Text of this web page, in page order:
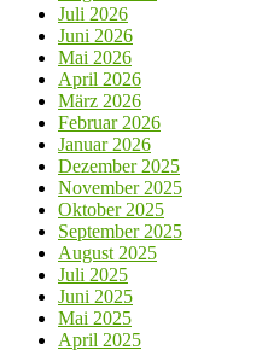
Juli 2026
Juni 2026
Mai 2026
April 2026
März 2026
Februar 2026
Januar 2026
Dezember 2025
November 2025
Oktober 2025
September 2025
August 2025
Juli 2025
Juni 2025
Mai 2025
April 2025